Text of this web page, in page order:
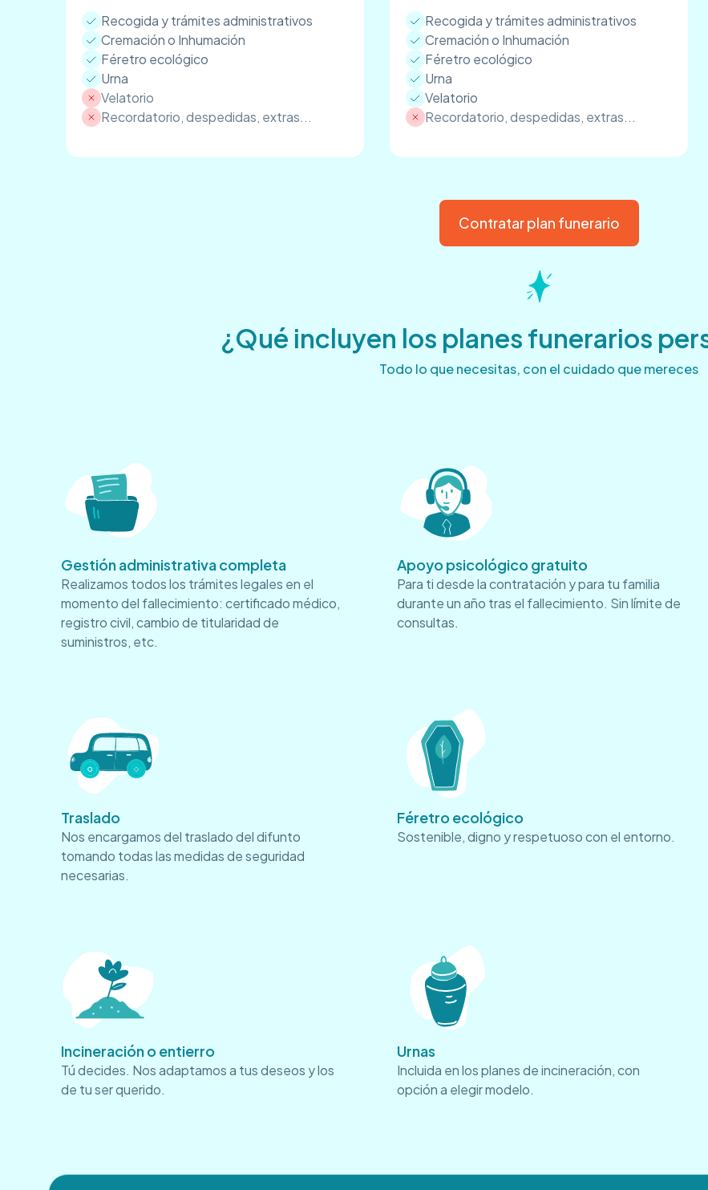
Recogida y trámites administrativos
Cremación o Inhumación
Féretro ecológico
Urna
Velatorio
Recordatorio, despedidas, extras...
Recogida y trámites administrativos
Cremación o Inhumación
Féretro ecológico
Urna
Velatorio
Recordatorio, despedidas, extras...
Contratar plan funerario
¿Qué incluyen los planes funerarios
Todo lo que necesitas, con el cuidado que mereces
Gestión administrativa completa
Realizamos todos los trámites legales en el
momento del fallecimiento: certificado médico,
registro civil, cambio de titularidad de
suministros, etc.
Apoyo psicológico gratuito
Para ti desde la contratación y para tu familia
durante un año tras el fallecimiento. Sin límite de
consultas.
Traslado
Nos encargamos del traslado del difunto
tomando todas las medidas de seguridad
necesarias.
Féretro ecológico
Sostenible, digno y respetuoso con el entorno.
Incineración o entierro
Tú decides. Nos adaptamos a tus deseos y los
de tu ser querido.
Urnas
Incluida en los planes de incineración, con
opción a elegir modelo.